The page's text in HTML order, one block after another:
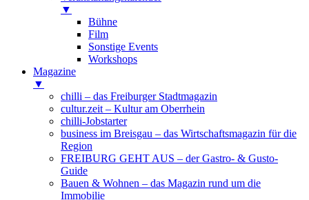
▼
Bühne
Film
Sonstige Events
Workshops
Magazine
▼
chilli – das Freiburger Stadtmagazin
cultur.zeit – Kultur am Oberrhein
chilli-Jobstarter
business im Breisgau – das Wirtschaftsmagazin für die
Region
FREIBURG GEHT AUS – der Gastro- & Gusto-
Guide
Bauen & Wohnen – das Magazin rund um die
Immobilie